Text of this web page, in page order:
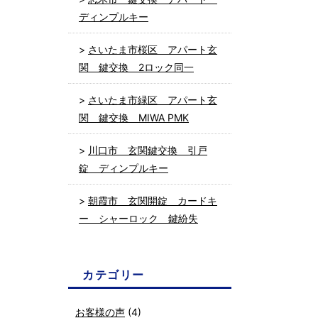
ディンプルキー
さいたま市桜区 アパート玄
関 鍵交換 2ロック同一
さいたま市緑区 アパート玄
関 鍵交換 MIWA PMK
川口市 玄関鍵交換 引戸
錠 ディンプルキー
朝霞市 玄関開錠 カードキ
ー シャーロック 鍵紛失
カテゴリー
お客様の声 (4)